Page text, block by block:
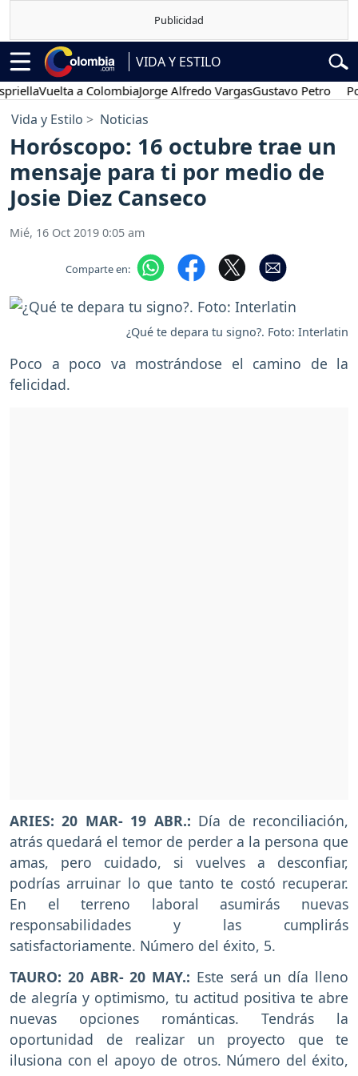
VIDA Y ESTILO
Vuelta a ColombiaJorge Alfredo VargasGustavo Petro
Vida y Estilo Noticias
Horóscopo: 16 octubre trae un
mensaje para ti por medio de
Josie Diez Canseco
Mié, 16 Oct 2019 0:05 am
Comparte en:
¿Qué te depara tu signo?. Foto: Interlatin
Poco a poco va mostrándose el camino de la
felicidad.
ARIES: 20 MAR- 19 ABR.: Día de reconciliación,
atrás quedará el temor de perder a la persona que
amas, pero cuidado, si vuelves a desconfiar,
podrías arruinar lo que tanto te costó recuperar.
En el terreno laboral asumirás nuevas
responsabilidades y las cumplirás
satisfactoriamente. Número del éxito, 5.
TAURO: 20 ABR- 20 MAY.: Este será un día lleno
de alegría y optimismo, tu actitud positiva te abre
nuevas opciones románticas. Tendrás la
oportunidad de realizar un proyecto que te
ilusiona con el apoyo de otros. Número del éxito,